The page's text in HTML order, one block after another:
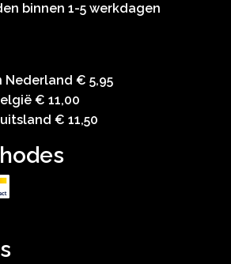
binnen 1-5 werkdagen
Nederland € 5,95
€ 11,00
€ 11,50